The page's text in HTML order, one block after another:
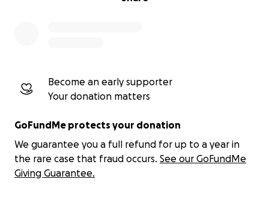
Become an early supporter
Your donation matters
GoFundMe protects your donation
We guarantee you a full refund for up to a year in
the rare case that fraud occurs. See our GoFundMe
Giving Guarantee.